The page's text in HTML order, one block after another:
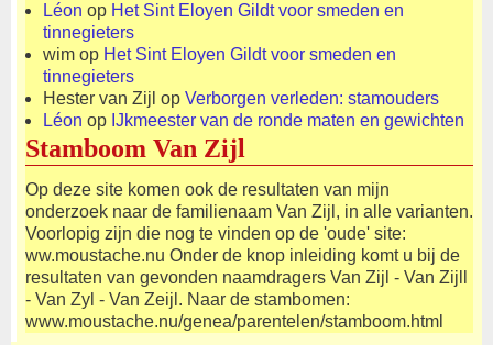
Léon op Het Sint Eloyen Gildt voor smeden en
tinnegieters
wim op Het Sint Eloyen Gildt voor smeden en
tinnegieters
Hester van Zijl op Verborgen verleden: stamouders
Léon op IJkmeester van de ronde maten en gewichten
Stamboom Van Zijl
Op deze site komen ook de resultaten van mijn
onderzoek naar de familienaam Van Zijl, in alle varianten.
Voorlopig zijn die nog te vinden op de 'oude' site:
ww.moustache.nu Onder de knop inleiding komt u bij de
resultaten van gevonden naamdragers Van Zijl - Van Zijll
- Van Zyl - Van Zeijl. Naar de stambomen:
www.moustache.nu/genea/parentelen/stamboom.html